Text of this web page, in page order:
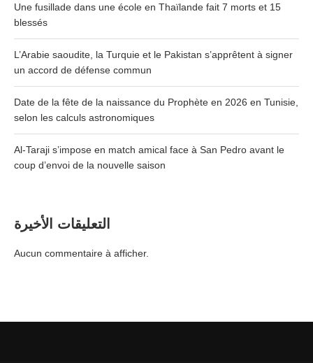
Une fusillade dans une école en Thaïlande fait 7 morts et 15
blessés
L’Arabie saoudite, la Turquie et le Pakistan s’apprêtent à signer
un accord de défense commun
Date de la fête de la naissance du Prophète en 2026 en Tunisie,
selon les calculs astronomiques
Al-Taraji s’impose en match amical face à San Pedro avant le
coup d’envoi de la nouvelle saison
التعليقات الأخيرة
Aucun commentaire à afficher.